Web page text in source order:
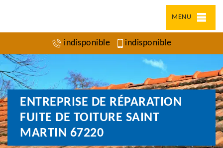
MENU
indisponible indisponible
ENTREPRISE DE RÉPARATION
FUITE DE TOITURE SAINT
MARTIN 67220